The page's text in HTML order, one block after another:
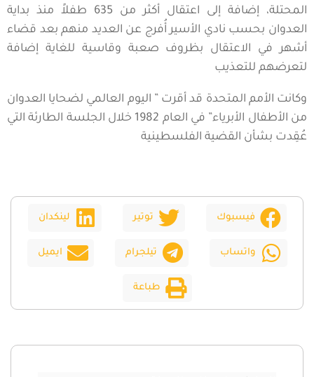
المحتلة، إضافة إلى اعتقال أكثر من 635 طفلاً منذ بداية
العدوان بحسب نادي الأسير أُفرج عن العديد منهم بعد قضاء
أشهر في الاعتقال بظروف صعبة وقاسية للغاية إضافة
لتعرضهم للتعذيب
وكانت الأمم المتحدة قد أقرت ” اليوم العالمي لضحايا العدوان
من الأطفال الأبرياء” في العام 1982 خلال الجلسة الطارئة التي
عُقِدت بشأن القضية الفلسطينية
فيسبوك توتير لينكدان
واتساب تيلجرام ايميل
طباعة